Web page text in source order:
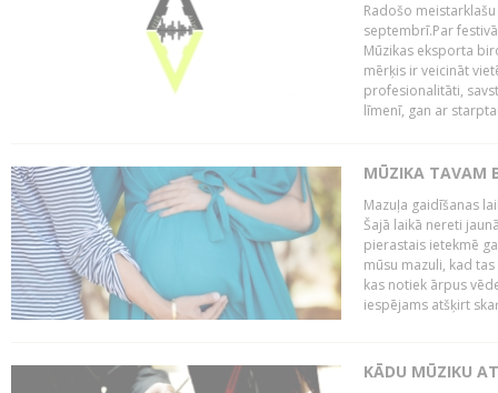
Radošo
septembrī.Par
Mūzikas eksporta
mērķis ir veicināt
profesionalitāti,
līmenī, gan ar
MŪZIKA TAVAM
Mazuļa gaidīšanas
Šajā laikā nereti
pierastais ietekmē
mūsu mazuli, kad
kas notiek ārpus
iespējams atšķirt
KĀDU MŪZIKU